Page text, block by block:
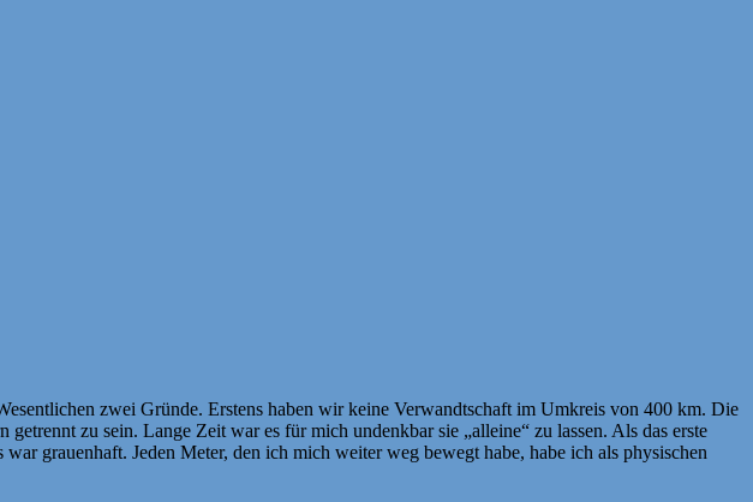
zwei Gründe. Erstens haben wir keine Verwandtschaft im Umkreis von 400 km. Die
zu sein. Lange Zeit war es für mich undenkbar sie „alleine“ zu lassen. Als das erste
grauenhaft. Jeden Meter, den ich mich weiter weg bewegt habe, habe ich als physischen